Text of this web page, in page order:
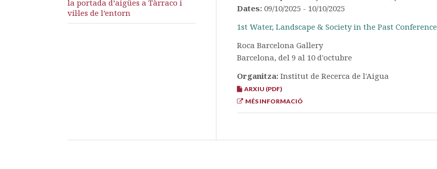
Dates: 09/10/2025 - 10/10/2025
1st Water, Landscape & Society in the Past Conference
Roca Barcelona Gallery
Barcelona, del 9 al 10 d'octubre
Organitza: Institut de Recerca de l'Aigua
ARXIU (PDF)
MÉS INFORMACIÓ
la portada d’aigües a Tàrraco i
vil·les de l’entorn